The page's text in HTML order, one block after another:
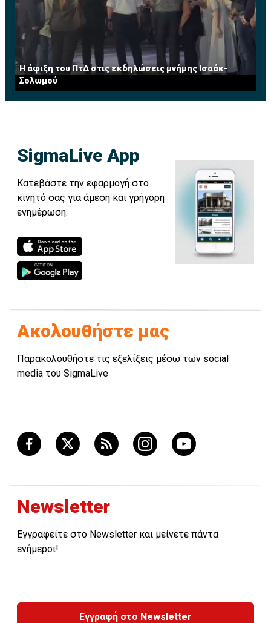
Η άφιξη του ΠτΔ στις εκδηλώσεις μνήμης Ισαάκ-
Σολωμού
SigmaLive App
Κατεβάστε την εφαρμογή στο
κινητό σας για άμεση και γρήγορη
ενημέρωση.
Ακολουθήστε μας
Παρακολουθήστε τις εξελίξεις μέσω των social
media του SigmaLive
Newsletter
Εγγραφείτε στο Newsletter και μείνετε πάντα
ενήμεροι!
Εγγραφή στο Newsletter